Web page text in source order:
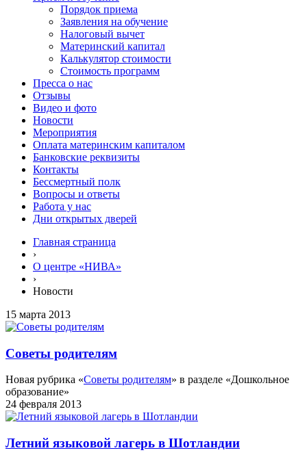
Порядок приема
Заявления на обучение
Налоговый вычет
Материнский капитал
Калькулятор стоимости
Стоимость программ
Пресса о нас
Отзывы
Видео и фото
Новости
Мероприятия
Оплата материнским капиталом
Банковские реквизиты
Контакты
Бессмертный полк
Вопросы и ответы
Работа у нас
Дни открытых дверей
Главная страница
›
О центре «НИВА»
›
Новости
15 марта 2013
Советы родителям
Новая рубрика «Советы родителям» в разделе «Дошкольное
образование»
24 февраля 2013
Летний языковой лагерь в Шотландии